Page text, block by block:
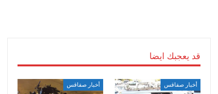
قد يعجبك ايضا
أخبار صفاقس أخبار صفاقس